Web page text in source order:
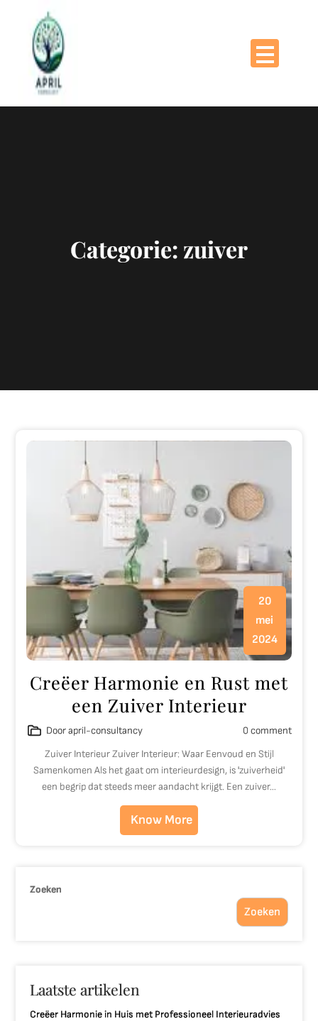
Categorie: zuiver
20
mei
2024
Creëer Harmonie en Rust met
een Zuiver Interieur
Door april-consultancy
0 comment
Zuiver Interieur Zuiver Interieur: Waar Eenvoud en Stijl
Samenkomen Als het gaat om interieurdesign, is 'zuiverheid'
een begrip dat steeds meer aandacht krijgt. Een zuiver…
Know More
Zoeken
Zoeken
Laatste artikelen
Creëer Harmonie in Huis met Professioneel Interieuradvies